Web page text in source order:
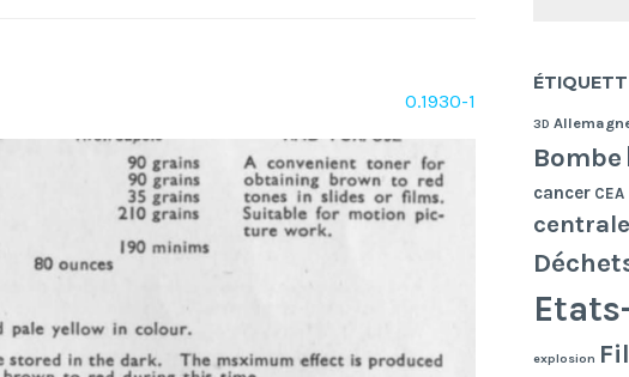
O.1930-1
3D
Bombe
cancer CEA
explosion